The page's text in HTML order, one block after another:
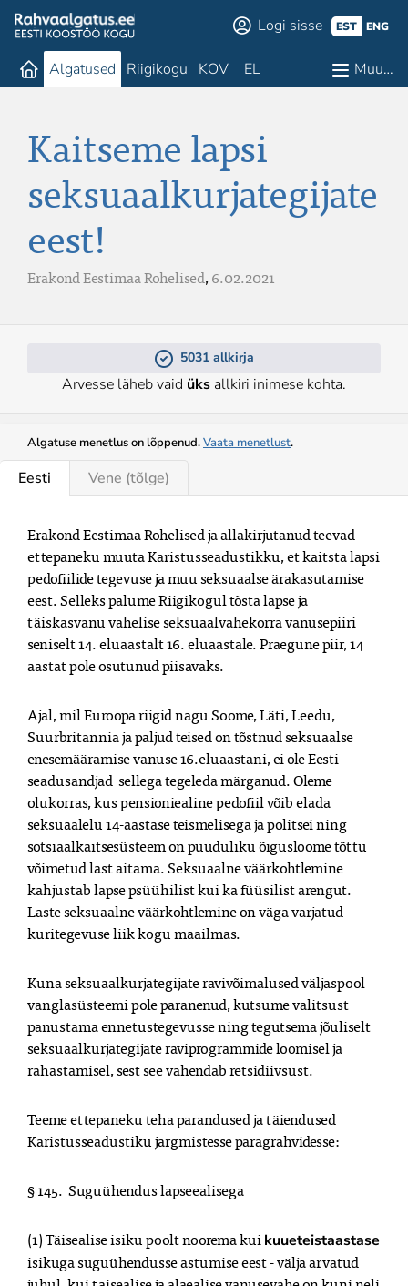
Logi sisse EST ENG
Algatused Riigikogu KOV EL Muu…
Kaitseme lapsi
seksuaalkurjategijate
eest!
Erakond Eestimaa Rohelised,6.02.2021
5031 allkirja
Arvesse läheb vaid üks allkiri inimese kohta.
Algatuse menetlus on lõppenud.Vaata menetlust.
Eesti Vene (tõlge)
Erakond Eestimaa Rohelised ja allakirjutanud teevad
ettepaneku muuta Karistusseadustikku, et kaitsta lapsi
pedofiilide tegevuse ja muu seksuaalse ärakasutamise
eest. Selleks palume Riigikogul tõsta lapse ja
täiskasvanu vahelise seksuaalvahekorra vanusepiiri
seniselt 14. eluaastalt 16. eluaastale. Praegune piir, 14
aastat pole osutunud piisavaks.
Ajal, mil Euroopa riigid nagu Soome, Läti, Leedu,
Suurbritannia ja paljud teised on tõstnud seksuaalse
enesemääramise vanuse 16.eluaastani, ei ole Eesti
seadusandjad  sellega tegeleda märganud. Oleme
olukorras, kus pensioniealine pedofiil võib elada
seksuaalelu 14-aastase teismelisega ja politsei ning
sotsiaalkaitsesüsteem on puuduliku õigusloome tõttu
võimetud last aitama. Seksuaalne väärkohtlemine
kahjustab lapse psüühilist kui ka füüsilist arengut.
Laste seksuaalne väärkohtlemine on väga varjatud
kuritegevuse liik kogu maailmas.
Kuna seksuaalkurjategijate ravivõimalused väljaspool
vanglasüsteemi pole paranenud, kutsume valitsust
panustama ennetustegevusse ning tegutsema jõuliselt
seksuaalkurjategijate raviprogrammide loomisel ja
rahastamisel, sest see vähendab retsidiivsust.
Teeme ettepaneku teha parandused ja täiendused
Karistusseadustiku järgmistesse paragrahvidesse:
§ 145.  Suguühendus lapseealisega
(1) Täisealise isiku poolt noorema kui kuueteistaastase
isikuga suguühendusse astumise eest - välja arvatud